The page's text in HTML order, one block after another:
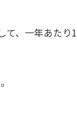
、一年あたり